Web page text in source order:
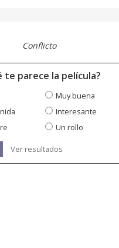
Conflicto
te parece la película?
Muy buena
Interesante
Un rollo
Ver resultados